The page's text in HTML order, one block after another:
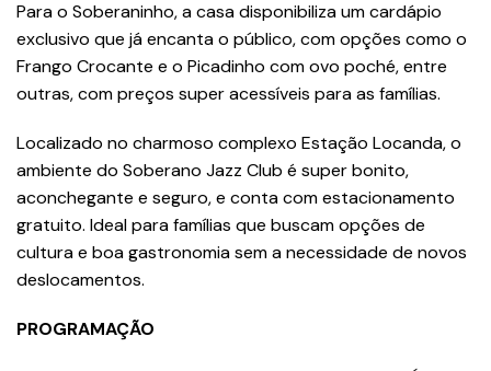
Para o Soberaninho, a casa disponibiliza um cardápio
exclusivo que já encanta o público, com opções como o
Frango Crocante e o Picadinho com ovo poché, entre
outras, com preços super acessíveis para as famílias.
Localizado no charmoso complexo Estação Locanda, o
ambiente do Soberano Jazz Club é super bonito,
aconchegante e seguro, e conta com estacionamento
gratuito. Ideal para famílias que buscam opções de
cultura e boa gastronomia sem a necessidade de novos
deslocamentos.
PROGRAMAÇÃO